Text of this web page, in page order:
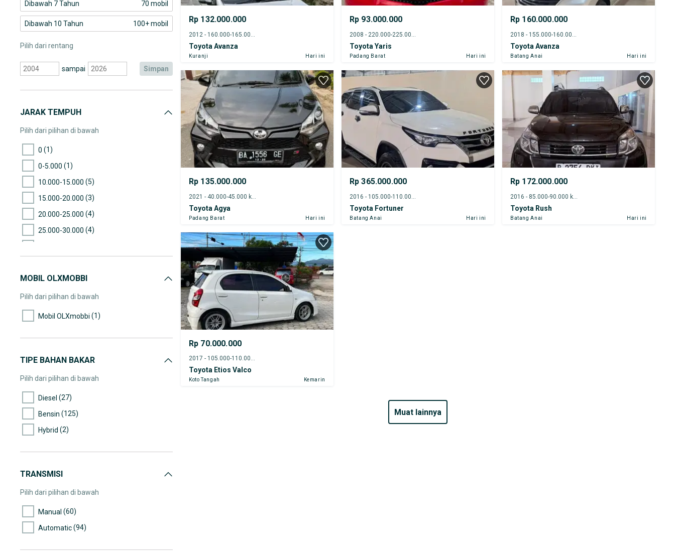
Dibawah 7 Tahun 70 mobil
Dibawah 10 Tahun 100+ mobil
Pilih dari rentang
sampai simpan
JARAK TEMPUH
Pilih dari pilihan di bawah
0 (1)
0-5.000 (1)
10.000-15.000 (5)
15.000-20.000 (3)
20.000-25.000 (4)
25.000-30.000 (4)
40.000-45.000
45.000-50.000(8)
65.000-70.000(11)
70.000-75.000
(3)
100.000-105.000
125.000-130.000(3)
MOBIL OLXMOBBI
Pilih dari pilihan di bawah
Mobil OLXmobbi (1)
TIPE BAHAN BAKAR
Pilih dari pilihan di bawah
Diesel (27)
Bensin (125)
Hybrid (2)
TRANSMISI
Pilih dari pilihan di bawah
Manual (60)
Automatic(94)
Rp 132.000.000
Toyota Avanza
Kuranji Hari ini
Rp 93.000.000
Toyota Yaris
Padang Barat Hari ini
Rp 160.000.000
Toyota Avanza
Batang Anai Hari ini
Rp 135.000.000
Toyota Agya
Padang Barat Hari ini
Rp 365.000.000
Toyota Fortuner
Batang Anai Hari ini
Rp 172.000.000
2016 - 85.000-90.000 km
Toyota Rush
Batang Anai Hari ini
Rp 70.000.000
2017 - 105.000-110.000 km
Toyota Etios Valco
Koto Tangah Kemarin
muat lainnya